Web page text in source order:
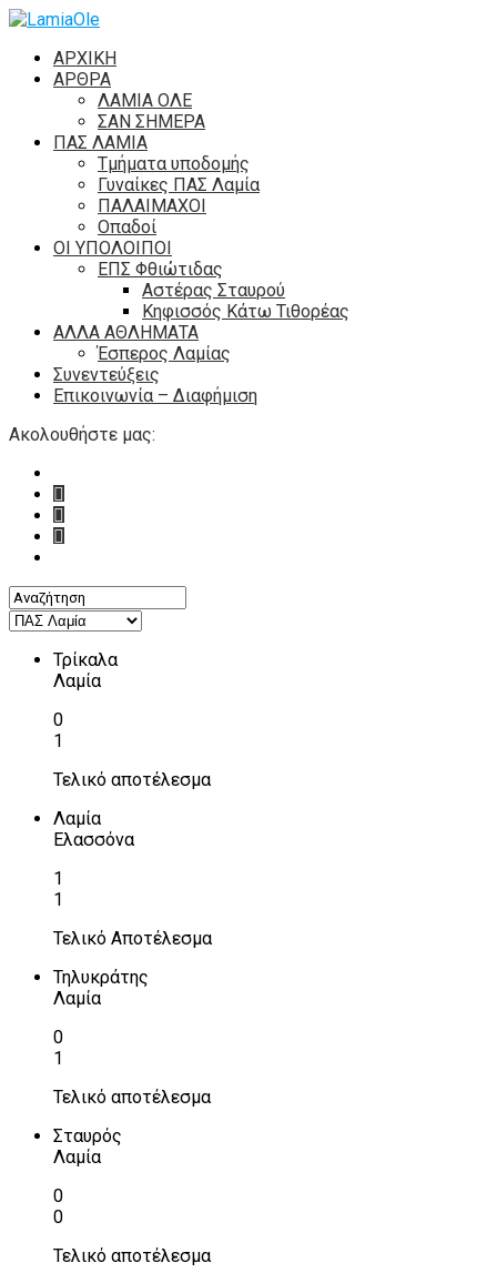
ΑΡΧΙΚΗ
ΑΡΘΡΑ
ΛΑΜΙΑ ΟΛΕ
ΣΑΝ ΣΗΜΕΡΑ
ΠΑΣ ΛΑΜΙΑ
Τμήματα υποδομής
Γυναίκες ΠΑΣ Λαμία
ΠΑΛΑΙΜΑΧΟΙ
Οπαδοί
ΟΙ ΥΠΟΛΟΙΠΟΙ
ΕΠΣ Φθιώτιδας
Αστέρας Σταυρού
Κηφισσός Κάτω Τιθορέας
ΑΛΛΑ ΑΘΛΗΜΑΤΑ
Έσπερος Λαμίας
Συνεντεύξεις
Επικοινωνία – Διαφήμιση
Ακολουθήστε μας:
Τρίκαλα
Λαμία
0
1
Τελικό αποτέλεσμα
Λαμία
Ελασσόνα
1
1
Τελικό Αποτέλεσμα
Τηλυκράτης
Λαμία
0
1
Τελικό αποτέλεσμα
Σταυρός
Λαμία
0
0
Τελικό αποτέλεσμα